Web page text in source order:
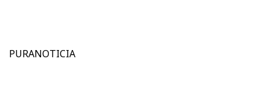
PURANOTICIA